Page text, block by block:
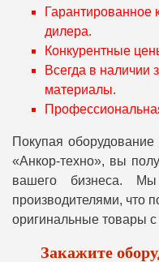
Гарантированное
дилера.
Конкурентные
Всегда в наличии
материалы.
Покупая
«Анкор-техно», вы
вашего бизнеса.
производителями, что
оригинальные товары с
Закажите